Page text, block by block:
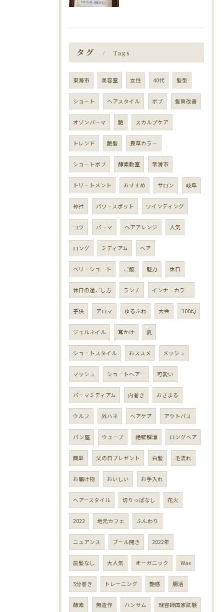
タグ Tags
東海市 美容室 女性 40代 髪型
ショート ヘアスタイル ボブ 髪質改善
オゾンパーマ 艶 スカルプケア
トレンド 艶髪 良草カラー
ショートボブ 酵素教室 常滑市
トリートメント おすすめ サロン 岐阜
神社 パワースポット ワインディング
コツ パーマ ヘアアレンジ 人気
ロング ミディアム ヘア
ベリーショート ご飯 魅力 休日
休日の過ごし方 ランチ インナーカラー
子供 アロマ ゆるふわ 大会 100均
ジェルネイル 耳かけ 夏
ショートスタイル おススメ メッシュ
マッシュ ショートヘアー 可愛い
パーマミディアム 内巻き おさまる
ウルフ 外ハネ ヘアケア アウトバス
パン屋 ウェーブ 絶壁解消 ロングヘア
簡単 父の日プレゼント 白髪 毛流れ
お届け物 おいしい お手入れ
ヘアースタイル 切りっぱなし 花火
2022 地元カフェ ふんわり
ニュアンス プール開き 2022年
前髪なし 大人気 オーガニック Wax
5分巻き トレーニング 艶感 腸活
酵素 無造作 ハンサム 理容師国家試験